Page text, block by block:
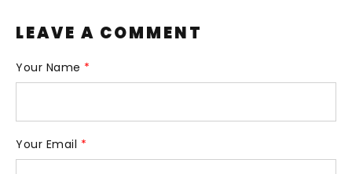
LEAVE A COMMENT
Your Name *
Your Email *